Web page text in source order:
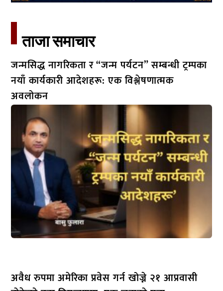
ताजा समाचार​
जन्मसिद्ध नागरिकता र “जन्म पर्यटन” सम्बन्धी ट्रम्पका
नयाँ कार्यकारी आदेशहरू: एक विश्लेषणात्मक
अवलोकन
अवैध रुपमा अमेरिका प्रवेस गर्न खोज्ने २१ आप्रवासी